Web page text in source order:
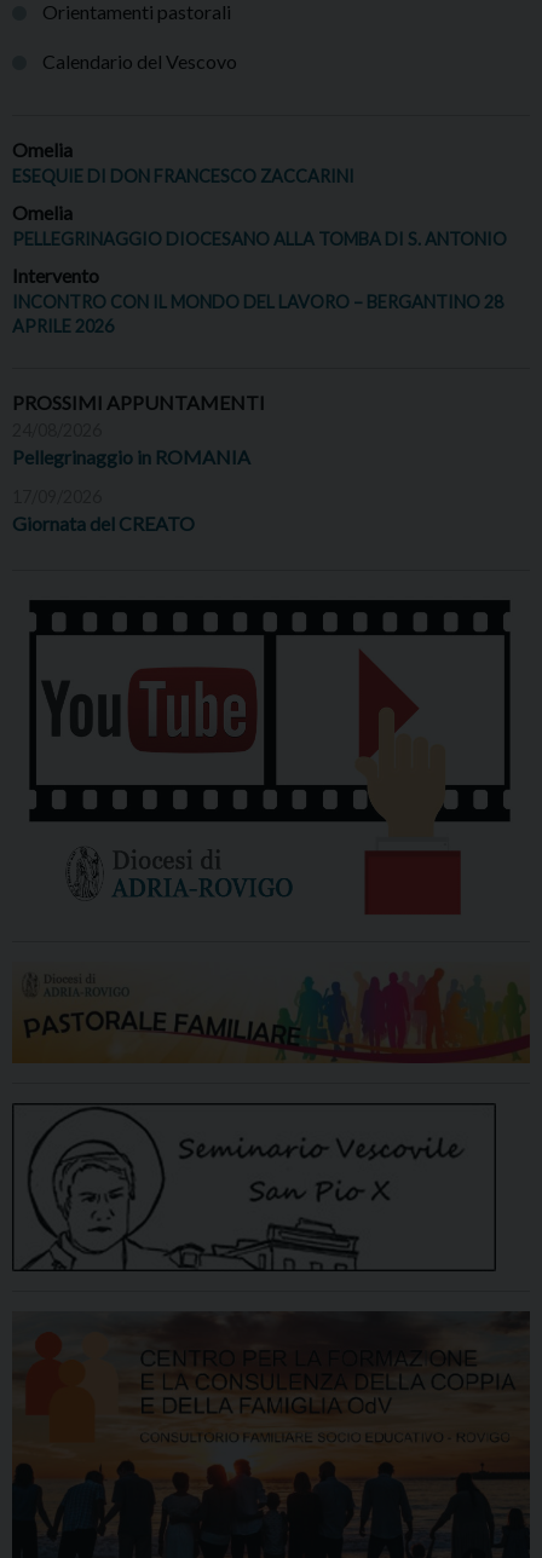
Orientamenti pastorali
Calendario del Vescovo
Omelia
ESEQUIE DI DON FRANCESCO ZACCARINI
Omelia
PELLEGRINAGGIO DIOCESANO ALLA TOMBA DI S. ANTONIO
Intervento
INCONTRO CON IL MONDO DEL LAVORO – BERGANTINO 28
APRILE 2026
PROSSIMI APPUNTAMENTI
Pellegrinaggio in ROMANIA
Giornata del CREATO